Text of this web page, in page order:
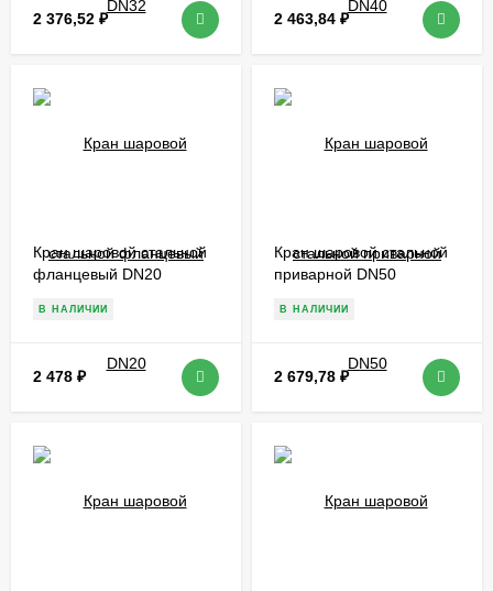
2 376,52 ₽ 2 463,84 ₽
Кран шаровой стальной
фланцевый DN20
В НАЛИЧИИ
2 478 ₽
Кран шаровой стальной
приварной DN50
В НАЛИЧИИ
2 679,78 ₽